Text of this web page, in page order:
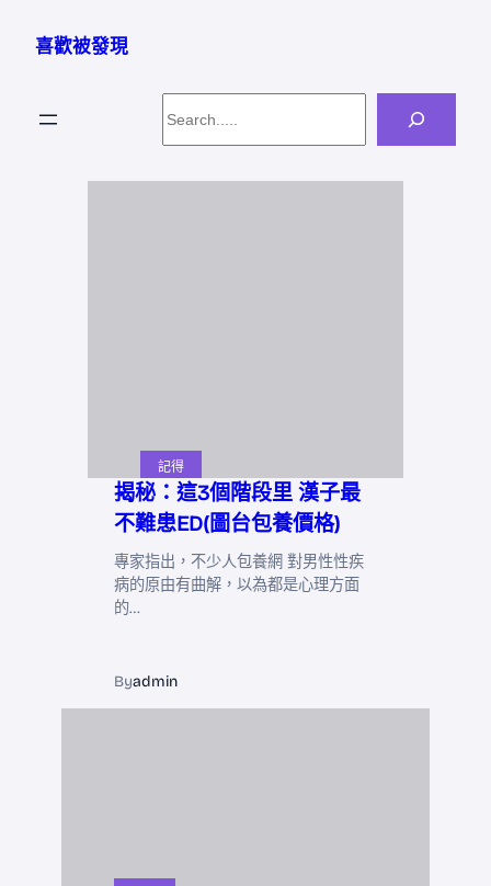
喜歡被發現
記得
揭秘：這3個階段里 漢子最
不難患ED(圖台包養價格)
專家指出，不少人包養網 對男性性疾
病的原由有曲解，以為都是心理方面
的…
Byadmin